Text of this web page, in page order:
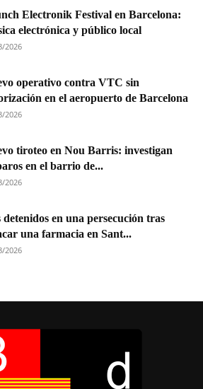
Electronik Festival en Barcelona:
electrónica y público local
2026
operativo contra VTC sin
en el aeropuerto de Barcelona
2026
tiroteo en Nou Barris: investigan
en el barrio de...
2026
detenidos en una persecución tras
una farmacia en Sant...
2026